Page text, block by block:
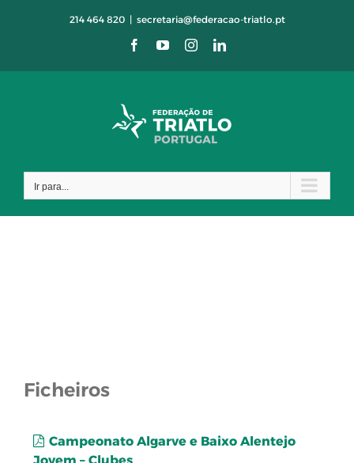
214 464 820 | secretaria@federacao-triatlo.pt
FacebookYouTubeInstagramLinkedIn
Ir para...
Ficheiros
Campeonato Algarve e Baixo Alentejo